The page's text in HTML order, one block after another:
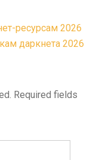
ресурсам 2026
даркнета 2026
Required fields